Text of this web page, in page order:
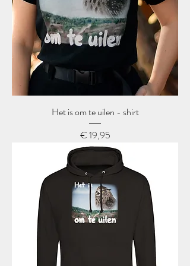
Het is om te uilen - shirt
Prijs
€ 19,95